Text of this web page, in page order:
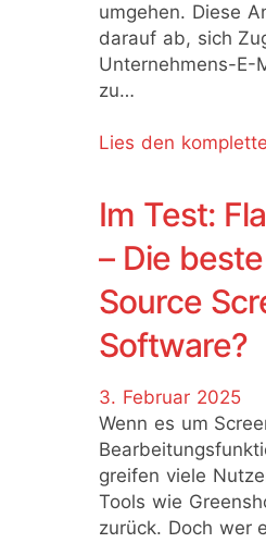
umgehen. Diese
darauf ab, sich
Unternehmens-E-
zu…
Lies den
Im Test:
– Die
Source
Software?
3. Februar 2025
Wenn es um
greifen viele
Tools wie
zurück. Doch wer